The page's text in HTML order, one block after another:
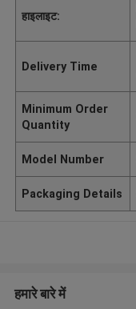
हाइलाइट:
Delivery Time
Minimum Order
Quantity
Model Number
Packaging Details
हमारे बारे में